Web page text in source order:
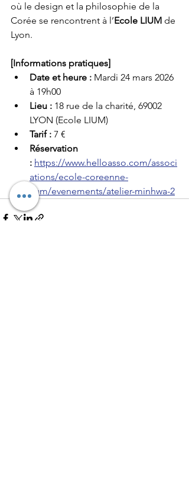
où le design et la philosophie de la
Corée se rencontrent à l’Ecole LIUM de
Lyon.
[Informations pratiques]
Date et heure : Mardi 24 mars 2026
à 19h00
Lieu : 18 rue de la charité, 69002
LYON (Ecole LIUM)
Tarif : 7 €
Réservation
: https://www.helloasso.com/associ
ations/ecole-coreenne-
lium/evenements/atelier-minhwa-2